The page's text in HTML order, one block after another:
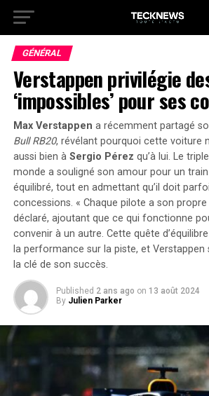
GÉNÉRAL
Verstappen privilégie
‘impossibles’ pour ses
Max Verstappen a récemment partagé
Bull RB20, révélant pourquoi cette voiture
aussi bien à Sergio Pérez qu’à lui. Le
monde a souligné son amour pour un
équilibré, tout en admettant qu’il doit
concessions. « Chaque pilote a son propre
déclaré, ajoutant que ce qui fonctionne
convenir à un autre. Cette quête
la performance sur la piste, et
la clé de son succès.
Published 2 ans ago on 13 août 2024
By Julien Parker